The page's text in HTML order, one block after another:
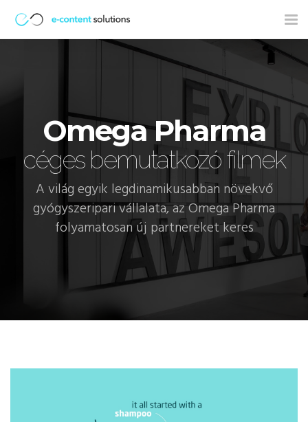
Omega Pharma
céges bemutatkozó filmek
A világ egyik legdinamikusabban növekvő
gyógyszeripari vállalata, az Omega Pharma
folyamatosan új partnereket keres